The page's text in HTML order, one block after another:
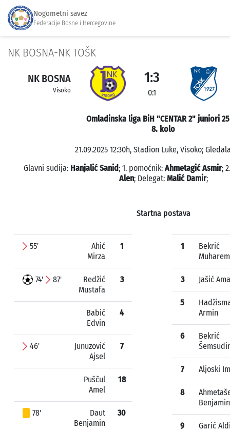
Nogometni savez
Federacije Bosne i Hercegovine
NK BOSNA-NK TOŠK
NK BOSNA
Visoko
1:3
0:1
Omladinska liga BiH "CENTAR 2" juniori
8. kolo
21.09.2025 12:30h, Stadion Luke, Visoko;
Glavni sudija: Hanjalić Sanid; 1. pomoćnik: Ahmetagić Asmir;
Alen; Delegat: Malić Damir;
Startna postava
55'
Ahić
Mirza
1
74' 87'
Redžić
Mustafa
3
Babić
Edvin
4
46'
Junuzović
Ajsel
7
Puščul
Amel
18
78'
Daut
Benjamin
30
1
Bekrić
Muharem
3 Jašić
5
Armin
6
Bekrić
7 Aljoski
8
Benjamin
9 Garić